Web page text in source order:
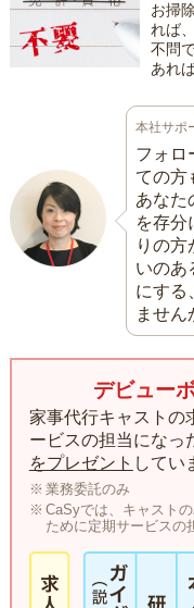
お掃
れば
不問
あれ
本社サポ
フォロ
ての方
あなた
を存分
りの
いのあ
にする
ません
デビュー
家事代行キャストの
ービスの担当になっ
をプレゼント してい
業務委託のみ
CaSyでは、キャスト
ために定期サービスの